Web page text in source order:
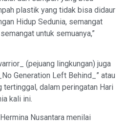
plastik yang tidak bisa didaur
Hidup Sedunia, semangat
untuk semuanya,”
(pejuang lingkungan) juga
Generation Left Behind_” atau
tertinggal, dalam peringatan Hari
kali ini.
Nusantara menilai